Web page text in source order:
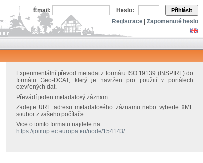
Email: Heslo: Přihlásit
Registrace Zapomenuté heslo
Experimentální převod metadat z formátu ISO 19139 (INSPIRE) do
formátu Geo-DCAT, který je navržen pro použití v portálech
otevřených dat.
Převádí jeden metadatový záznam.
Zadejte URL adresu metadatového záznamu nebo vyberte XML
soubor z vašeho počítače.
Více o tomto formátu najdete na
https://joinup.ec.europa.eu/node/154143/.